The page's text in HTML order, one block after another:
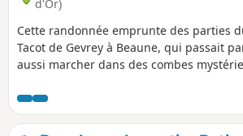
d'Or)
Cette randonnée emprunte des parties
Tacot de Gevrey à Beaune, qui passait
aussi marcher dans des combes
vues sur les falaises de la Combe Lavau.